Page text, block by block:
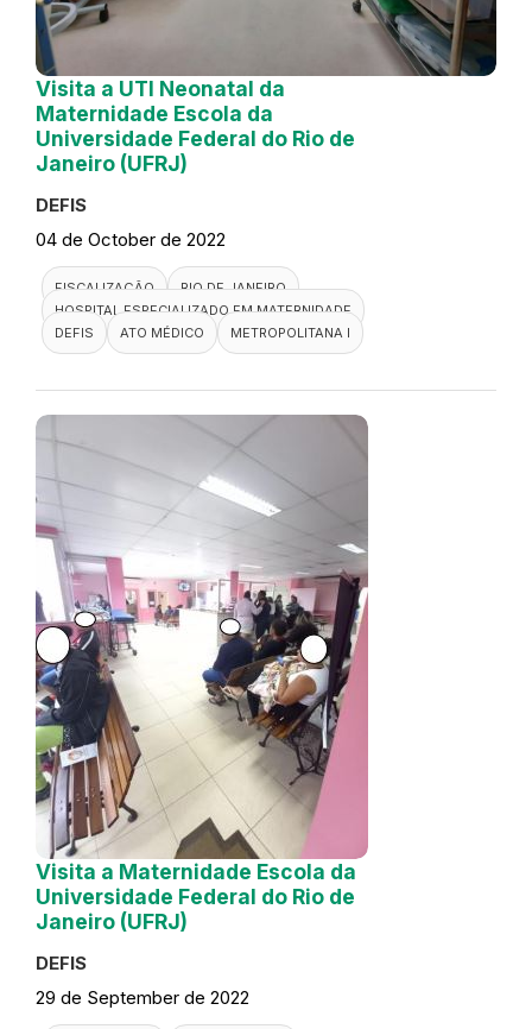
Visita a UTI Neonatal da
Maternidade Escola da
Universidade Federal do Rio de
Janeiro (UFRJ)
DEFIS
04 de October de 2022
FISCALIZAÇÃO
RIO DE JANEIRO
HOSPITAL ESPECIALIZADO EM MATERNIDADE
DEFIS
ATO MÉDICO METROPOLITANA I
Visita a Maternidade Escola da
Universidade Federal do Rio de
Janeiro (UFRJ)
DEFIS
29 de September de 2022